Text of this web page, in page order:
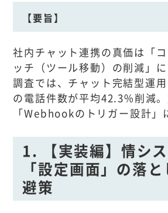
【要旨】
社内チャット連携の真価は「
ッチ（ツール移動）の削減」
調査では、チャット完結型運
の電話件数が平均42.3%削減
「Webhookのトリガー設計」
1. 【実装編】情シ
「設定画面」の落
避策